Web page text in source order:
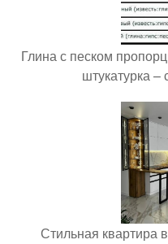
Глина с песком
штукатурка –
Стильная квартира